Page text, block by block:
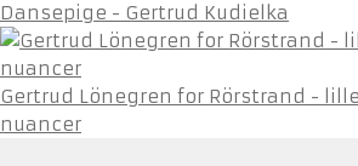
Dansepige - Gertrud Kudielka
Gertrud Lönegren for Rörstrand -
nuancer